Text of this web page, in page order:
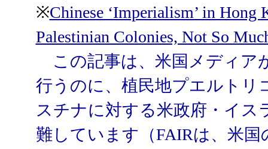
※Chinese ‘Imperialism’ in Hong
Palestinian Colonies, Not So
この記事は、米国メディア
行うのに、植民地プエルトリ
スチナに対する米政府・イ
難しています（FAIRは、米